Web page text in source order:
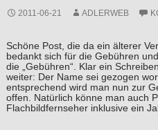
2011-06-21 ADLERWEB
Schöne Post, die da ein älterer
bedankt sich für die Gebühren
die „Gebühren“. Klar ein
weiter: Der Name sei gezogen
entsprechend wird man nun zur
offen. Natürlich könne man auch
Flachbildfernseher inklusive ein